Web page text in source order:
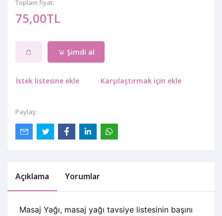
Toplam fiyat:
75,00TL
Şimdi al
İstek listesine ekle Karşılaştırmak için ekle
Paylaş:
Açıklama Yorumlar
Masaj Yağı, masaj yağı tavsiye listesinin başını